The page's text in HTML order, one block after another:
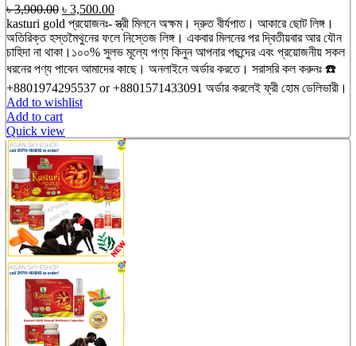
৳3,900.00 Original
price
was:
৳ 3,900.00.
৳ 3,500.00Current
price
is:
৳ 3,500.00.
kasturi gold প্রয়োজনঃ- স্ত্রী মিলনে অক্ষম। দ্রুত বীর্যপাত। আকারে ছোট লিঙ্গ।
অতিরিক্ত হস্তমৈথুনের ফলে নিস্তেজ লিঙ্গ। একবার মিলনের পর দ্বিতীয়বার আর যৌন
চাহিদা না থাকা।১০০% সুলভ মূল্যে পণ্য কিনুন আপনার পছন্দের এবং প্রয়োজনীয় সকল
ধরনের পণ্য পাবেন আমাদের কাছে। অনলাইনে অর্ডার করতে। সরাসরি কল করুনঃ ☎️
+8801974295537 or +8801571433091 অর্ডার করলেই ফ্রী হোম ডেলিভারী।
Add to wishlist
Add to cart
Quick view